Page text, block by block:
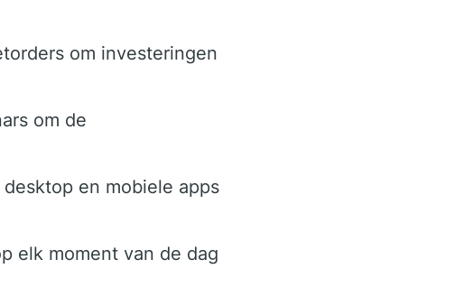
om investeringen
om de
en mobiele apps
elk moment van de dag